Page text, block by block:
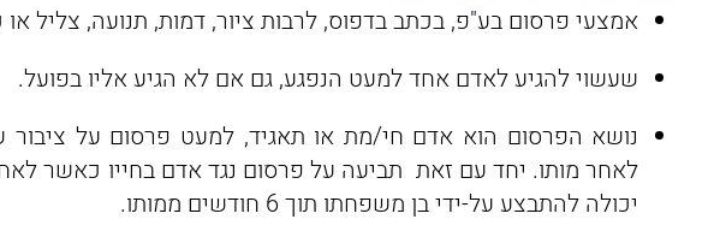
אמצעי פרסום בע"פ, בכתב בדפוס, לרבות ציור, דמות, תנועה, צליל
שעשוי להגיע לאדם אחד למעט הנפגע, גם אם לא הגיע אליו בפועל.
נושא הפרסום הוא אדם חי/מת או תאגיד, למעט פרסום על ציבור
לאחר מותו. יחד עם זאת תביעה על פרסום נגד אדם בחייו כאשר
יכולה להתבצע על-ידי בן משפחתו תוך 6 חודשים ממותו.